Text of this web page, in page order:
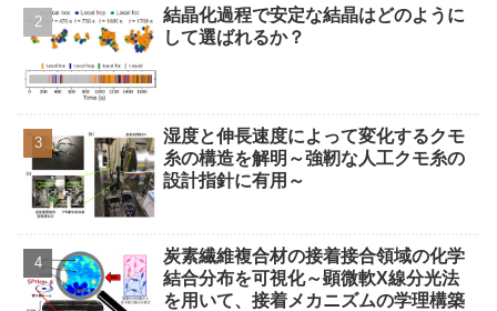
結晶化過程で安定な結晶はどのように
して選ばれるか？
湿度と伸長速度によって変化するクモ
糸の構造を解明～強靭な人工クモ糸の
設計指針に有用～
炭素繊維複合材の接着接合領域の化学
結合分布を可視化～顕微軟X線分光法
を用いて、接着メカニズムの学理構築